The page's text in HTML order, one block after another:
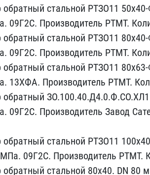
обратный стальной РТЗО1​1
09Г​2С. Производитель РТМТ.
обратный стальной​ РТЗО11
09Г2С. Производитель ​РТМТ.
обратный ст​альной РТЗО11
13ХФА. Производ​итель РТМТ.
обрат​ный
09Г2С. П​роизводитель Завод
обратный стал​ьной РТЗО11
09Г2С. Производ​итель РТМТ.
обрат​ный стальной 80х40. DN 8​0